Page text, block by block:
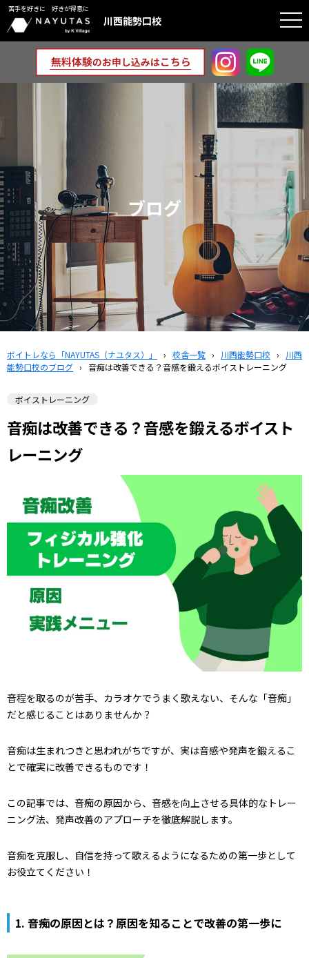
苦手を好きに 好きが得意に
川西能勢口校
ブログ
ボイトレなら「NAYUTAS（ナユタス）」 › 校舎一覧 › 川西能勢口校 ›
川西
能勢口校のブログ › 音痴は改善できる？音感を鍛えるボイストレーニング
ボイストレーニング
音痴は改善できる？音感を鍛えるボイスト
レーニング
音程を取るのが苦手、カラオケでうまく歌えない、そんな「音痴」
だと感じることはありませんか？
音痴は生まれつきと思われがちですが、実は音感や発声を鍛えるこ
とで確実に改善できるものです！
この記事では、音痴の原因から、音感を向上させる具体的なトレー
ニング法、発声改善のアプローチを徹底解説します。
音痴を克服し、自信を持って歌えるようになるための第一歩として
お役立てください！
1. 音痴の原因とは？原因を知ることで改善の第一歩に